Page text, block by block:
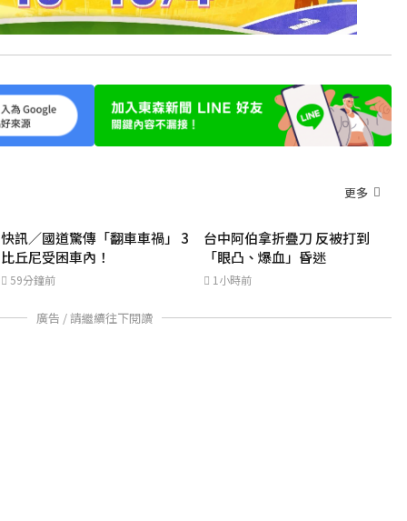
更多
快訊／國道驚傳「翻車車禍」 3
比丘尼受困車內！
59分鐘前
台中阿伯拿折疊刀 反被打到
「眼凸、爆血」昏迷
1小時前
廣告 / 請繼續往下閱讀